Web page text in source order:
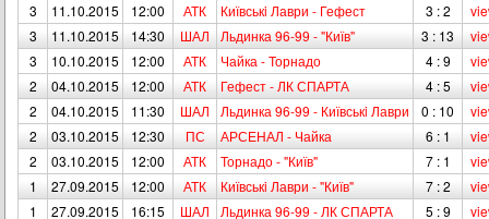
3
11.10.2015 12:00 АТК Київськi Лаври - Гефест 3 : 2
3
11.10.2015 14:30 ШАЛ Льдинка 96-99 - "Київ" 3 : 13
3
10.10.2015 12:00 АТК Чайка - Торнадо 4 : 9
2
04.10.2015 12:00 АТК Гефест - ЛК СПАРТА 4 : 5
2
04.10.2015 11:30 ШАЛ Льдинка 96-99 - Київськi Лаври 0 : 10
2
03.10.2015 12:30 ПС АРСЕНАЛ - Чайка 6 : 1
2
03.10.2015 12:00 АТК Торнадо - "Київ" 7 : 1
1
27.09.2015 12:00 АТК Київськi Лаври - "Київ" 7 : 2
1
27.09.2015 16:15 ШАЛ Льдинка 96-99 - ЛК СПАРТА 5 : 9